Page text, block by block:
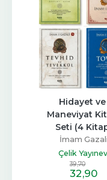
Hidayet ve
Maneviyat Kitap
Seti (4 Kitap)
İmam Gazali
Çelik Yayınevi
,70
32,90